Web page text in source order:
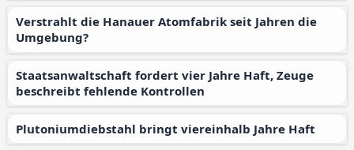
Verstrahlt die Hanauer Atomfabrik seit Jahren die
Umgebung?
Staatsanwaltschaft fordert vier Jahre Haft, Zeuge
beschreibt fehlende Kontrollen
Plutoniumdiebstahl bringt viereinhalb Jahre Haft